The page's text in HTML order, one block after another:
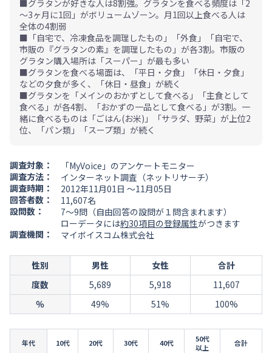
■グラタンが好きな人は8割強。グラタンを食べる頻度は「2
～3ヶ月に1回」がボリュームゾーン。月1回以上食べる人は
全体の4割弱
■「自宅で、冷凍食品を調理したもの」「外食」「自宅で、
市販の『グラタンの素』を調理したもの」が各3割。市販の
グラタン購入場所は「スーパー」が最も多い
■グラタンを食べる場面は、「平日・夕食」「休日・夕食」
などの夕食が多く、「休日・昼食」が続く
■グラタンを「メインのおかずとして食べる」「主食として
食べる」が各4割、「おかずの一品として食べる」が3割。一
緒に食べるものは「ごはん(お米)」「サラダ、野菜」が上位2
位、「パン類」「スープ類」が続く
調査対象：
「MyVoice」のアンケートモニター
調査方法：
インターネット調査（ネットリサーチ）
調査時期：
2012年11月01日 ～11月05日
回答者数：
11,607名
設問数：
7～9問（自由回答の設問が１問含まれます）
ローデータには約30項目の登録属性がつきます
調査機関：
マイボイスコム株式会社
性別 男性 女性
合計
度数
5,689 5,918
11,607
％
49% 51% 100%
年代 10代 20代 30代 40代
50代
以上
合計